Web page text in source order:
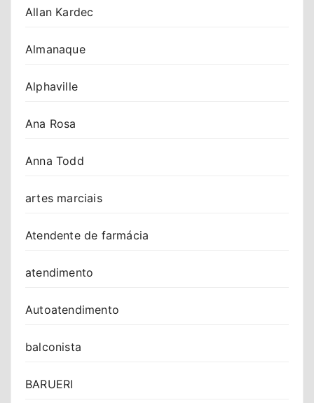
Allan Kardec
Almanaque
Alphaville
Ana Rosa
Anna Todd
artes marciais
Atendente de farmácia
atendimento
Autoatendimento
balconista
BARUERI